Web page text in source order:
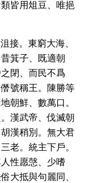
皆用俎豆、唯挹
接。東窮大海、
箕子、既適朝
閉、而民不爲
號稱王。陳勝等
朝鮮、數萬口。
漢武帝、伐滅朝
漢稍別。無大君
老。統主下戶。
性愿愨、少嗜
大抵與句麗同、